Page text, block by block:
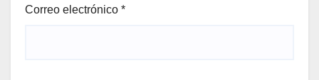
Correo electrónico *